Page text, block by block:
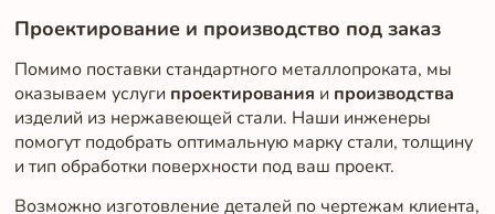
Проектирование и производство под заказ
Помимо поставки стандартного металлопроката, мы
оказываем услуги проектирования и производства
изделий из нержавеющей стали. Наши инженеры
помогут подобрать оптимальную марку стали, толщину
и тип обработки поверхности под ваш проект.
Возможно изготовление деталей по чертежам клиента,